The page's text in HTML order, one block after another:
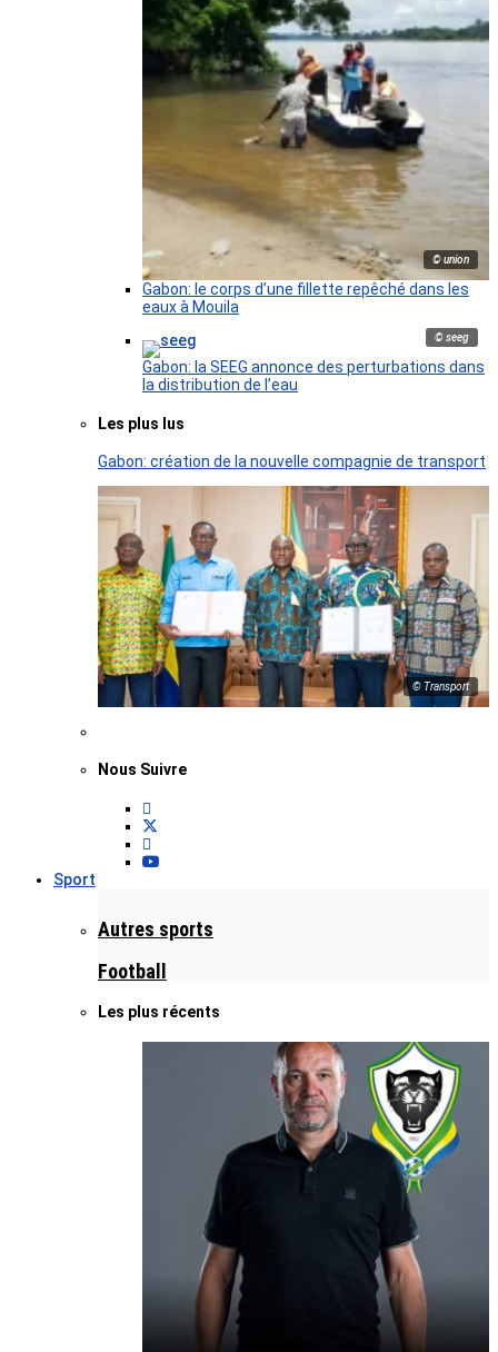
© union
Gabon: le corps d’une fillette repêché dans les
eaux à Mouila
© seeg
Gabon: la SEEG annonce des perturbations dans
la distribution de l’eau
Les plus lus
Gabon: création de la nouvelle compagnie de transport
© Transport
Nous Suivre
Sport
Autres sports
Football
Les plus récents